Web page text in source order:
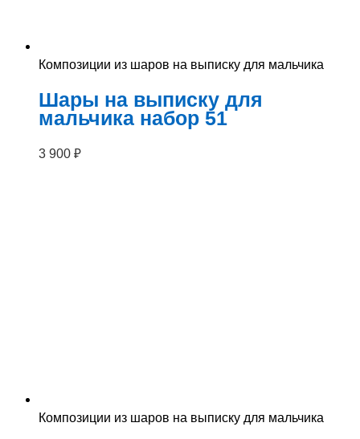
Композиции из шаров на выписку для мальчика
Шары на выписку для
мальчика набор 51
3 900 ₽
Композиции из шаров на выписку для мальчика